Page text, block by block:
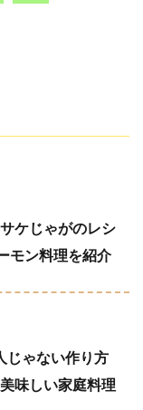
ケじゃがのレシ
モン料理を紹介
じゃない作り方
味しい家庭料理